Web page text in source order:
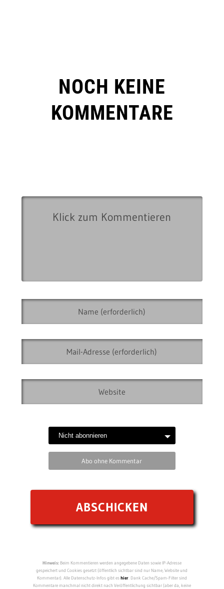
NOCH KEINE
KOMMENTARE
Abo ohne Kommentar
Hinweis:Beim Kommentieren werden angegebene Daten sowie IP-Adresse
gespeichert und Cookies gesetzt (öffentlich sichtbar sind nur Name, Website und
Kommentar). Alle Datenschutz-Infos gibt eshier. Dank Cache/Spam-Filter sind
Kommentare manchmal nicht direkt nach Veröffentlichung sichtbar (aber da, keine